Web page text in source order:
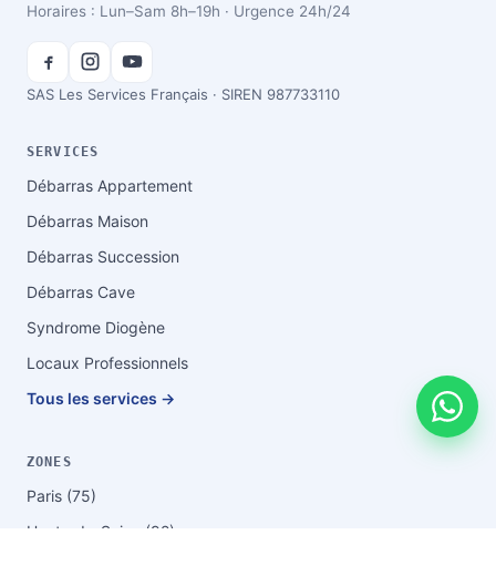
Horaires : Lun–Sam 8h–19h · Urgence 24h/24
SAS Les Services Français · SIREN 987733110
SERVICES
Débarras Appartement
Débarras Maison
Débarras Succession
Débarras Cave
Syndrome Diogène
Locaux Professionnels
Tous les services →
ZONES
Paris (75)
Hauts-de-Seine (92)